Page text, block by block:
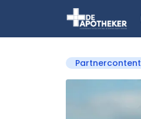
Partnercontent